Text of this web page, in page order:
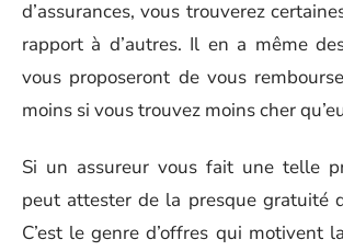
d’assurances, vous trouverez
rapport à d’autres. Il en a même
vous proposeront de vous
moins si vous trouvez moins cher
Si un assureur vous fait une telle
peut attester de la presque gratuité
C’est le genre d’offres qui motivent